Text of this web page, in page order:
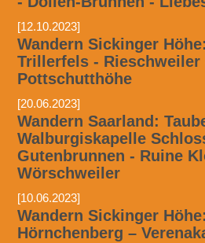
[12.10.2023]
Wandern Sickinger
Trillerfels - Rieschweiler
Pottschutthöhe
[20.06.2023]
Wandern Saarland:
Walburgiskapelle
Gutenbrunnen - Ruine
Wörschweiler
[10.06.2023]
Wandern Sickinger
Hörnchenberg –